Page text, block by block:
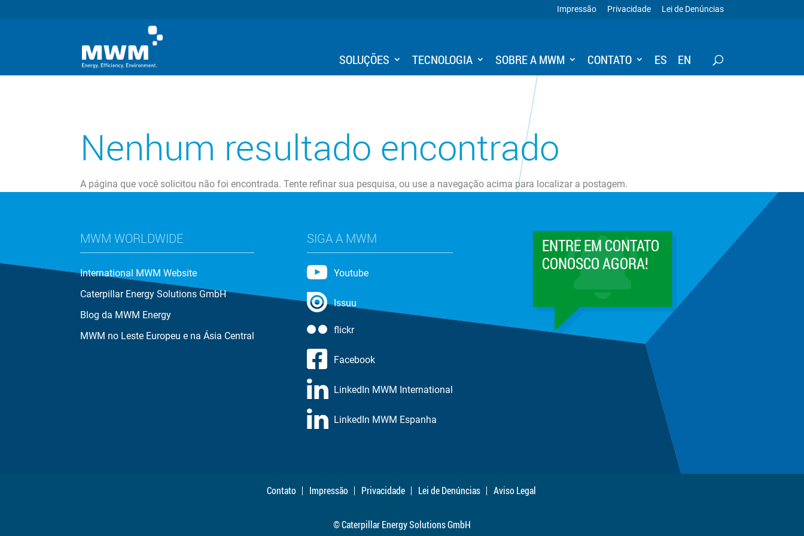
Impressão Privacidade Lei de Denúncias
SOLUÇÕES TECNOLOGIA SOBRE A MWM CONTATO ES EN
Nenhum resultado encontrado
A página que você solicitou não foi encontrada. Tente refinar sua pesquisa, ou use a navegação acima para localizar a postagem.
MWM WORLDWIDE
International MWM Website
Caterpillar Energy Solutions GmbH
Blog da MWM Energy
MWM no Leste Europeu e na Ásia Central
SIGA A MWM
Youtube
Issuu
flickr
Facebook
LinkedIn MWM International
LinkedIn MWM Espanha
ENTRE EM CONTATO
CONOSCO AGORA!
Contato Impressão Privacidade Lei de Denúncias Aviso Legal
© Caterpillar Energy Solutions GmbH